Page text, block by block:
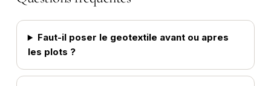
Faut-il poser le geotextile avant ou apres
les plots ?